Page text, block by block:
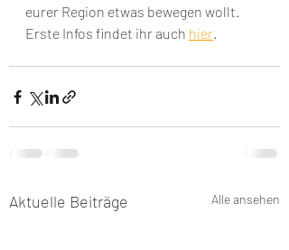
eurer Region etwas bewegen wollt.
Erste Infos findet ihr auch hier.
Aktuelle Beiträge Alle ansehen